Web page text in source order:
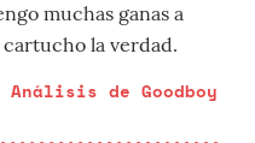
muchas ganas a
la verdad.
Análisis de Goodboy